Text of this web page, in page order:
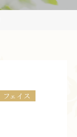
フェイス